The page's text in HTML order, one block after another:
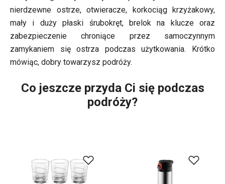
nierdzewne ostrze, otwieracze, korkociąg krzyżakowy,
mały i duży płaski śrubokręt, brelok na klucze oraz
zabezpieczenie chroniące przez samoczynnym
zamykaniem się ostrza podczas użytkowania. Krótko
mówiąc, dobry towarzysz podróży.
Co jeszcze przyda Ci się podczas
podróży?